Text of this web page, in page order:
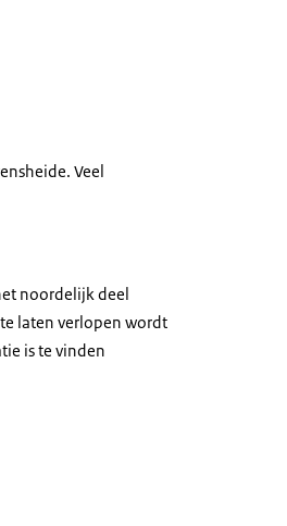
Veel
noordelijk deel
laten verlopen wordt
is te vinden